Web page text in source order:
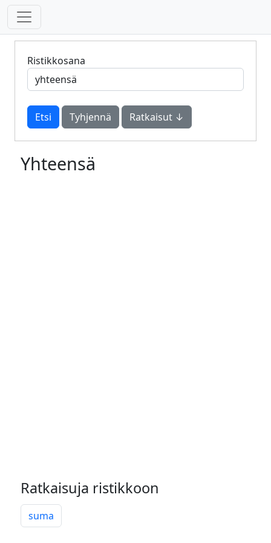
Ristikkosana
Tyhjennä Ratkaisut ↓
Yhteensä
Ratkaisuja ristikkoon
suma